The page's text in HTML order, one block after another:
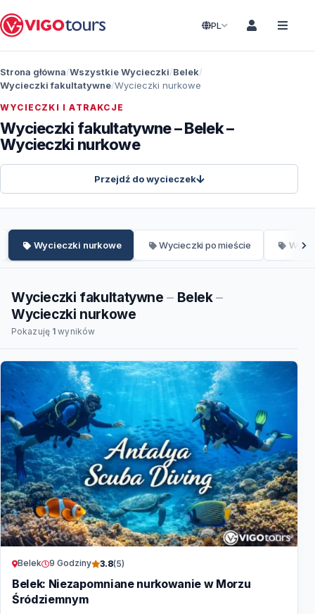
PL
Strona główna Wszystkie Wycieczki Belek
Wycieczki fakultatywne Wycieczki nurkowe
WYCIECZKI I ATRAKCJE
Wycieczki fakultatywne – Belek –
Wycieczki nurkowe
Przejdź do wycieczek
Wycieczki nurkowe Wycieczki po mieście
Wycieczki fakultatywne–Belek–
Wycieczki nurkowe
Pokazuję 1 wyników
Belek 9 Godziny 3.8(5)
Belek: Niezapomniane nurkowanie w Morzu
Śródziemnym